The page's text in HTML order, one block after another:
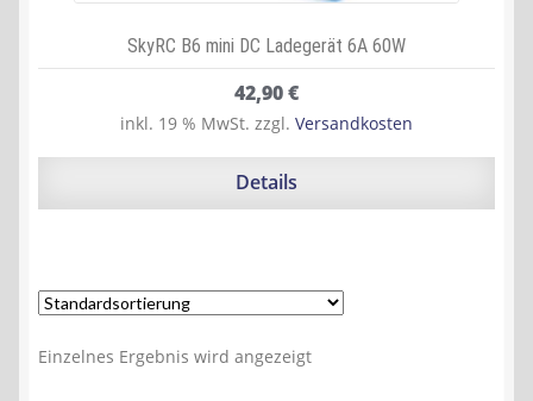
SkyRC B6 mini DC Ladegerät 6A 60W
42,90€
inkl. 19 % MwSt. zzgl. Versandkosten
Details
Einzelnes Ergebnis wird angezeigt